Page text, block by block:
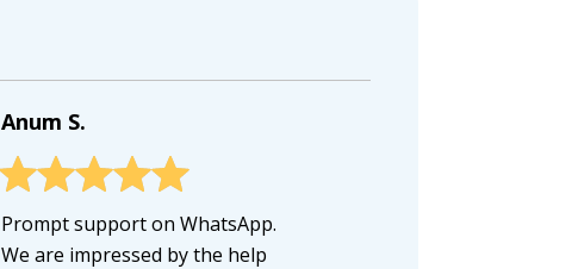
Anum S.
Prompt support on WhatsApp.
We are impressed by the help